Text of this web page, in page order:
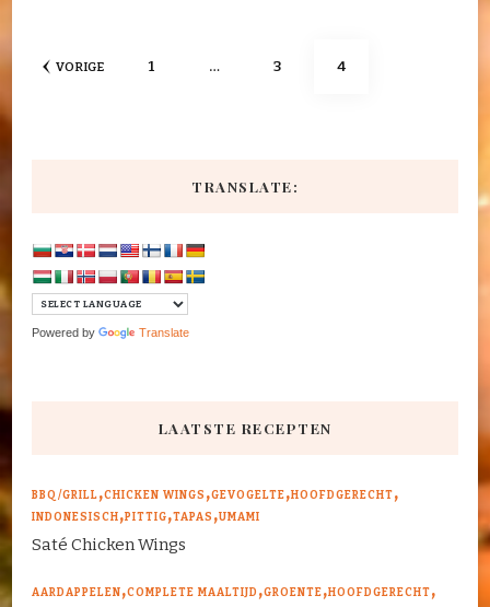
Berichten
VORIGE PAGINA
1 … PAGINA
3 PAGINA
4
TRANSLATE:
Powered by Translate
LAATSTE RECEPTEN
BBQ/GRILL CHICKEN WINGS GEVOGELTE HOOFDGERECHT
INDONESISCH PITTIG TAPAS UMAMI
Saté Chicken Wings
AARDAPPELEN COMPLETE MAALTIJD GROENTE HOOFDGERECHT